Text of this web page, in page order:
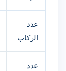
عدد
الركاب
عدد